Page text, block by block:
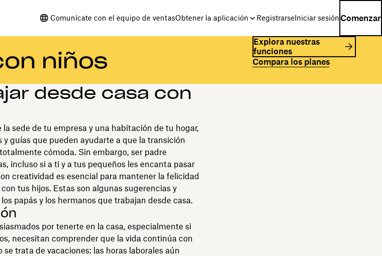
Comunícate con el equipo de ventasObtener la aplicación RegistrarseIniciar sesión Comenzar
niños
Explora nuestras
funciones
Compara los planes
desde casa con
sede de tu empresa y una habitación de tu hogar,
guías que pueden ayudarte a que la transición
cómoda. Sin embargo, ser padre
incluso si a ti y a tus pequeños les encanta pasar
creatividad es esencial para mantener la felicidad
tus hijos. Estas son algunas sugerencias y
papás y los hermanos que trabajan desde casa.
por tenerte en la casa, especialmente si
necesitan comprender que la vida continúa con
trata de vacaciones: las horas laborales aún